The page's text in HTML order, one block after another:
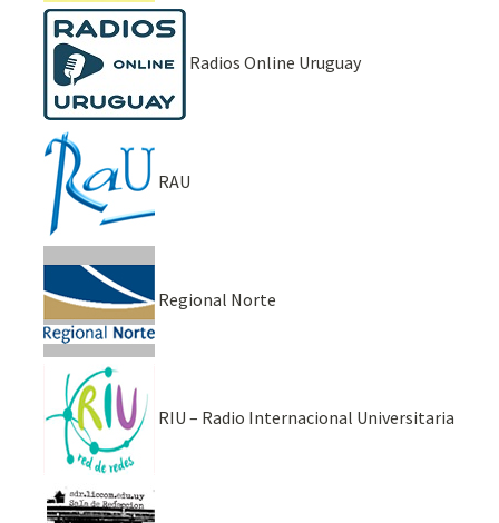
Radios Online Uruguay
RAU
Regional Norte
RIU – Radio Internacional Universitaria